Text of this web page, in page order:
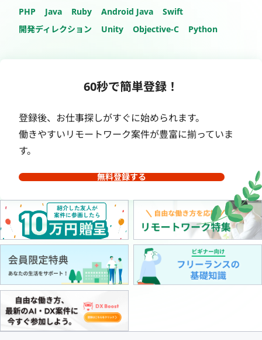
PHP Java Ruby Android Java
Swift
開発ディレクション
Unity Objective-C Python
60秒で簡単登録！
登録後、お仕事探しがすぐに始められます。
働きやすいリモートワーク案件が豊富に揃っていま
す。
無料登録する